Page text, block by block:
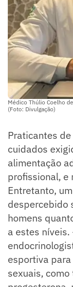
Médico Thúlio Coelho
(Foto: Divulgação)
Praticantes
cuidados
alimentação
profissional, e
Entretanto,
despercebido
homens
a estes
esportiva
sexuais,